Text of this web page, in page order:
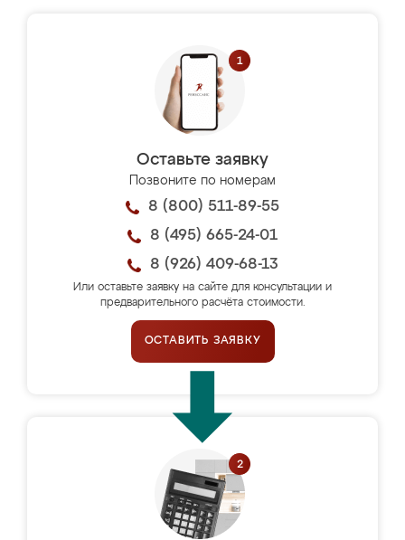
Оставьте заявку
Позвоните по номерам
8 (800) 511-89-55
8 (495) 665-24-01
8 (926) 409-68-13
Или оставьте заявку на сайте для консультации и
предварительного расчёта стоимости.
ОСТАВИТЬ ЗАЯВКУ